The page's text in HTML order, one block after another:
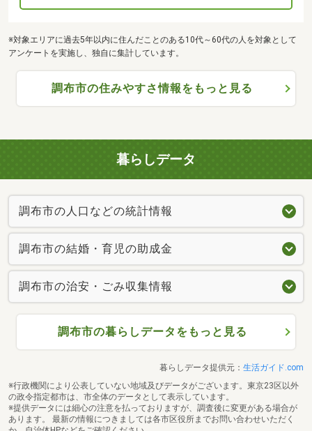
※対象エリアに過去5年以内に住んだことのある10代～60代の人を対象として
アンケートを実施し、独自に集計しています。
調布市の住みやすさ情報をもっと見る
暮らしデータ
調布市の人口などの統計情報
調布市の結婚・育児の助成金
調布市の治安・ごみ収集情報
調布市の暮らしデータをもっと見る
暮らしデータ提供元： 生活ガイド.com
※行政機関により公表していない地域及びデータがございます。東京23区以外
の政令指定都市は、市全体のデータとして表示しています。
※提供データには細心の注意を払っておりますが、調査後に変更がある場合が
あります。 最新の情報につきましては各市区役所までお問い合わせいただく